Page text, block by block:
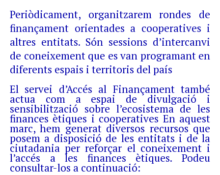
Periòdicament, organitzarem rondes de
finançament orientades a cooperatives i
altres entitats. Són sessions d’intercanvi
de coneixement que es van programant en
diferents espais i territoris del país
El servei d’Accés al Finançament també
actua com a espai de divulgació i
sensibilització sobre l’ecosistema de les
finances ètiques i cooperatives En aquest
marc, hem generat diversos recursos que
posem a disposició de les entitats i de la
ciutadania per reforçar el coneixement i
l’accés a les finances ètiques. Podeu
consultar-los a continuació: